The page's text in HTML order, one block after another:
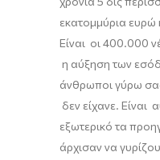
εκατομμύρια ευρώ
Είναι οι 400.000
η αύξηση των
άνθρωποι γύρω
δεν είχανε. Είναι
εξωτερικό τα
άρχισαν να